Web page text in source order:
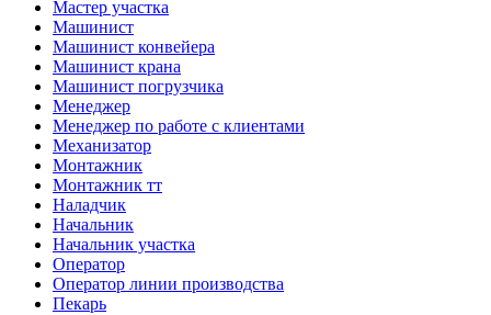
Мастер участка
Машинист
Машинист конвейера
Машинист крана
Машинист погрузчика
Менеджер
Менеджер по работе с клиентами
Механизатор
Монтажник
Монтажник тт
Наладчик
Начальник
Начальник участка
Оператор
Оператор линии производства
Пекарь